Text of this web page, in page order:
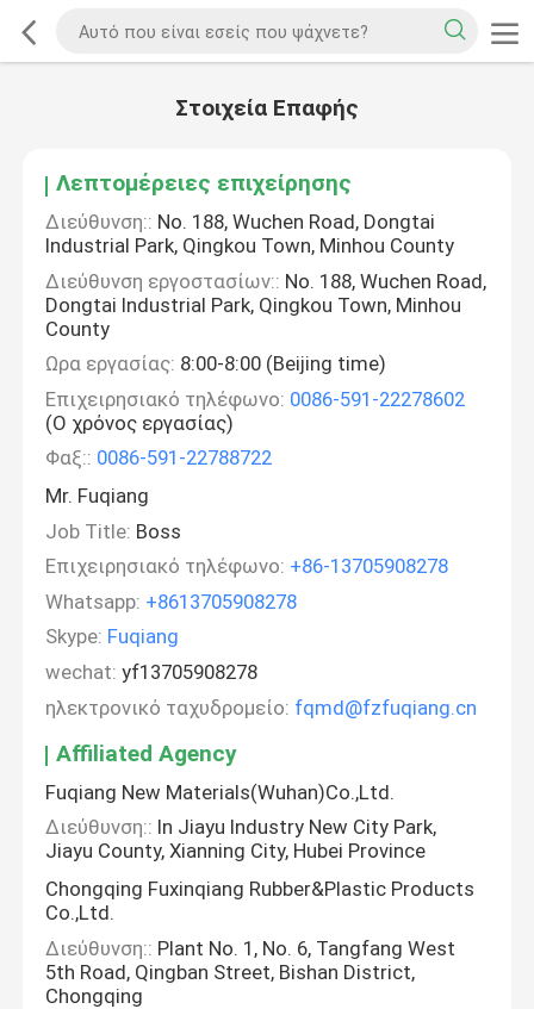
Στοιχεία Επαφής
Λεπτομέρειες επιχείρησης
Διεύθυνση:: No. 188, Wuchen Road, Dongtai
Industrial Park, Qingkou Town, Minhou County
Διεύθυνση εργοστασίων:: No. 188, Wuchen Road,
Dongtai Industrial Park, Qingkou Town, Minhou
County
Ωρα εργασίας: 8:00-8:00 (Beijing time)
Επιχειρησιακό τηλέφωνο: 0086-591-22278602
(Ο χρόνος εργασίας)
Φαξ:: 0086-591-22788722
Mr. Fuqiang
Job Title: Boss
Επιχειρησιακό τηλέφωνο: +86-13705908278
Whatsapp: +8613705908278
Skype: Fuqiang
wechat: yf13705908278
ηλεκτρονικό ταχυδρομείο: fqmd@fzfuqiang.cn
Affiliated Agency
Fuqiang New Materials(Wuhan)Co.,Ltd.
Διεύθυνση:: In Jiayu Industry New City Park,
Jiayu County, Xianning City, Hubei Province
Chongqing Fuxinqiang Rubber&Plastic Products
Co.,Ltd.
Διεύθυνση:: Plant No. 1, No. 6, Tangfang West
5th Road, Qingban Street, Bishan District,
Chongqing